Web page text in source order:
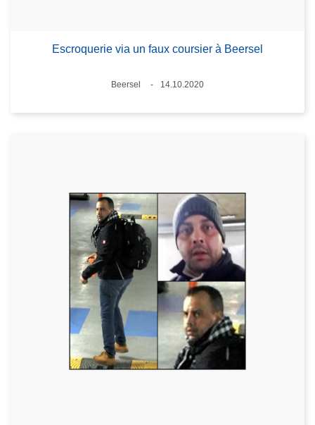
Escroquerie via un faux coursier à Beersel
Standort
Beersel
14.10.2020